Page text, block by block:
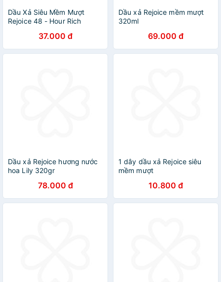
Dầu Xả Siêu Mềm Mượt
Rejoice 48 - Hour Rich
37.000 đ
Dầu xả Rejoice mềm mượt
320ml
69.000 đ
Dầu xả Rejoice hương nước
hoa Lily 320gr
78.000 đ
1 dây dầu xả Rejoice siêu
mềm mượt
10.800 đ